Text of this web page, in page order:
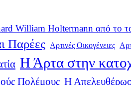
William Holtermann από το
Παρέες Αρτινές Οικογένειες
Η Άρτα στην
Πολέμους Η